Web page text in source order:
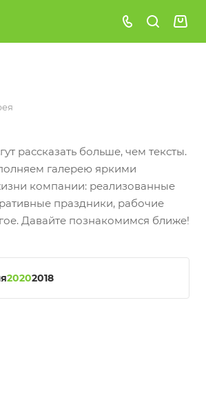
рассказать больше, чем тексты.
галерею яркими
компании: реализованные
праздники, рабочие
Давайте познакомимся ближе!
20202018